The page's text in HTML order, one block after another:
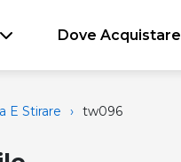
Dove Acquistare
E Stirare › tw096